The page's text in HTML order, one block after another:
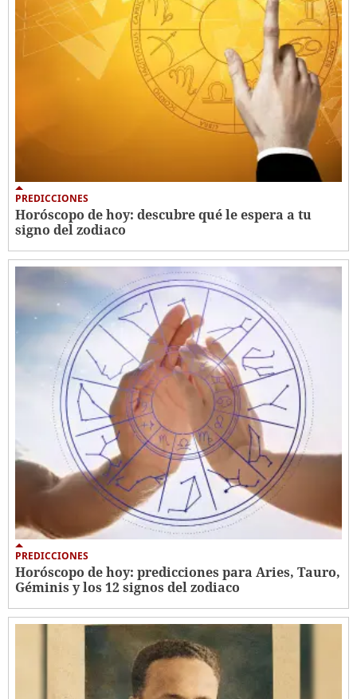
PREDICCIONES
Horóscopo de hoy: descubre qué le espera a tu
signo del zodiaco
PREDICCIONES
Horóscopo de hoy: predicciones para Aries, Tauro,
Géminis y los 12 signos del zodiaco